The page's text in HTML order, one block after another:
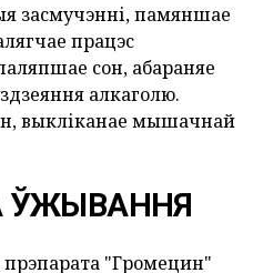
засмучэнні, памяншае
працэс
сон, абараняе
алкаголю.
выкліканае мышачнай
ЎЖЫВАННЯ
"Громецин"